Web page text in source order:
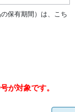
保有期間）は、こち
が対象です。